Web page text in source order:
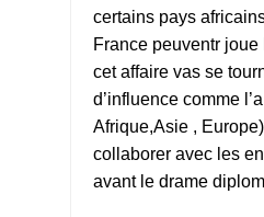
certains pays
France peuventr
cet affaire vas se
d’influence comme
Afrique,Asie ,
collaborer avec les
avant le drame